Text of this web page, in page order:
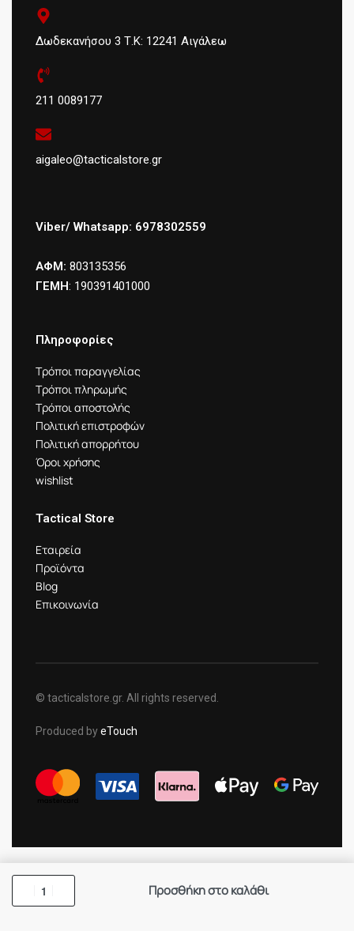
Δωδεκανήσου 3 Τ.Κ: 12241 Αιγάλεω
211 0089177
aigaleo@tacticalstore.gr
Viber/ Whatsapp: 6978302559
ΑΦΜ: 803135356
ΓΕΜΗ: 190391401000
Πληροφορίες
Τρόποι παραγγελίας
Τρόποι πληρωμής
Τρόποι αποστολής
Πολιτική επιστροφών
Πολιτική απορρήτου
Όροι χρήσης
wishlist
Tactical Store
Εταιρεία
Προϊόντα
Blog
Επικοινωνία
© tacticalstore.gr. All rights reserved.
Produced byeTouch
Προσθήκη στο καλάθι